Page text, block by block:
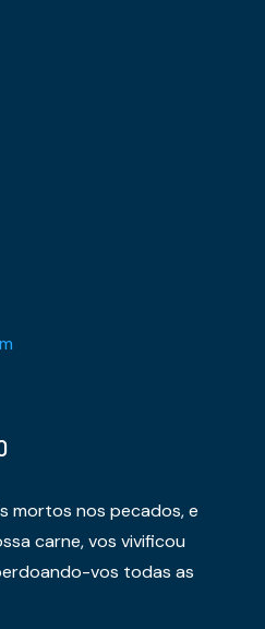
mortos nos pecados, e
carne, vos vivificou
vos todas as